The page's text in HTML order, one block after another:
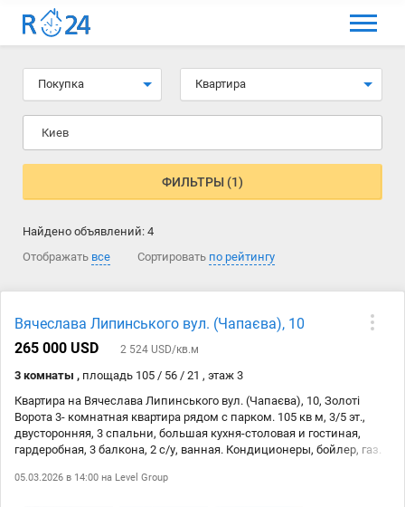
МЕНЮ
Выбрать язык
Избранные объявления
Комментарии к объявления
Как добавить объявление
Покупка Квартира
Киев
ФИЛЬТРЫ (1)
Найдено объявлений: 4
Отображать все Сортировать по рейтингу
Вячеслава Липинського вул. (Чапаєва), 10
265 000 USD
2 524 USD/кв.м
3 комнаты , площадь 105 / 56 / 21 , этаж 3
Квартира на Вячеслава Липинського вул. (Чапаєва), 10, Золоті
Ворота 3- комнатная квартира рядом с парком. 105 кв м, 3/5 эт.,
двусторонняя, 3 спальни, большая кухня-столовая и гостиная,
гардеробная, 3 балкона, 2 с/у, ванная. Кондиционеры, бойлер, газ.
города, одна из немногих улиц Киева, сохранившая все дома
05.03.2026 в 14:00 на Level Group